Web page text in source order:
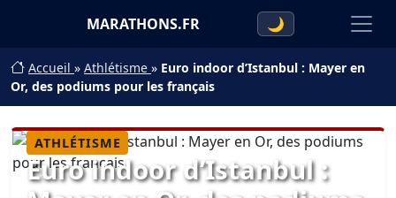
MARATHONS.FR 🌙
Accueil » Athlétisme » Euro indoor d’Istanbul : Mayer en
Or, des podiums pour les français
ATHLÉTISME
Euro indoor d’Istanbul :